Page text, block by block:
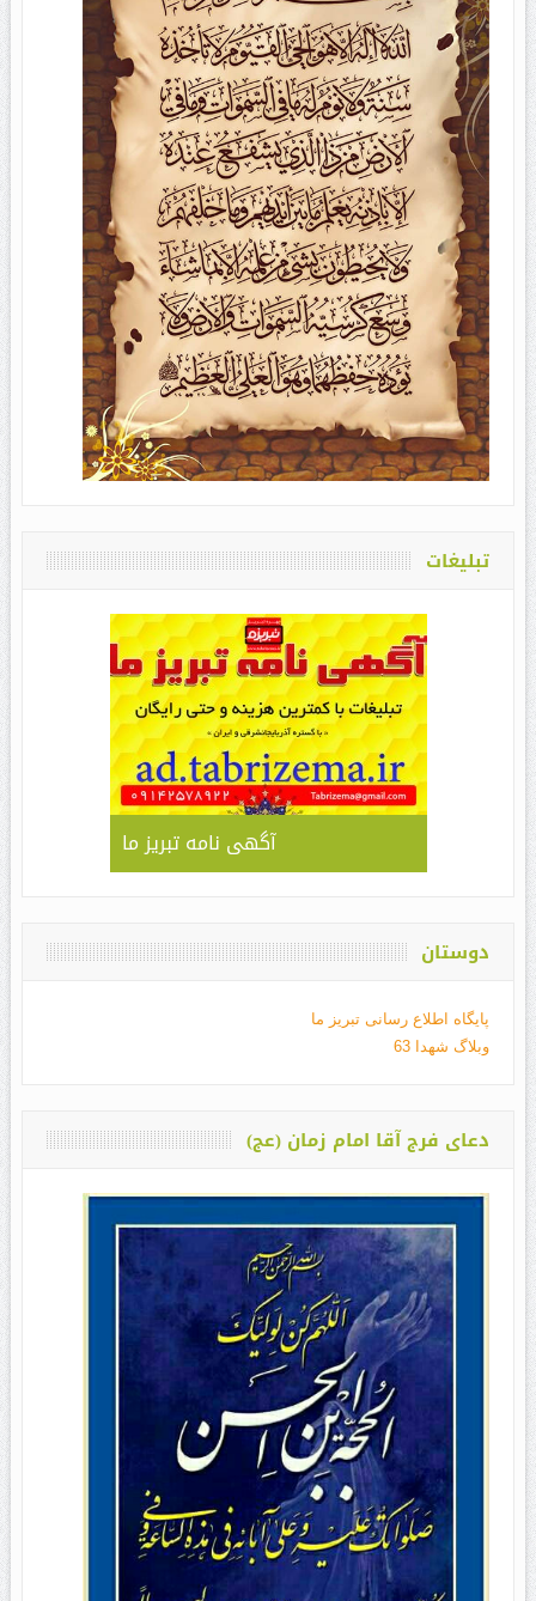
تبلیغات
آگهی نامه تبریز ما
دوستان
پایگاه اطلاع رسانی تبریز ما
وبلاگ شهدا 63
دعای فرج آقا امام زمان (عج)